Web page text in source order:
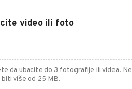
video ili foto
da ubacite do 3 fotografije ili videa. Ne
biti više od 25 MB.